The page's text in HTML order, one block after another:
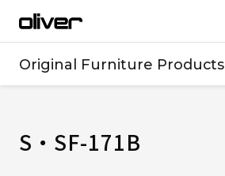
Original Furniture Products
S・SF-171B